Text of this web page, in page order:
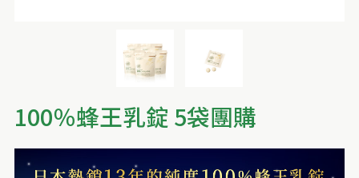
100％蜂王乳錠 5袋團購